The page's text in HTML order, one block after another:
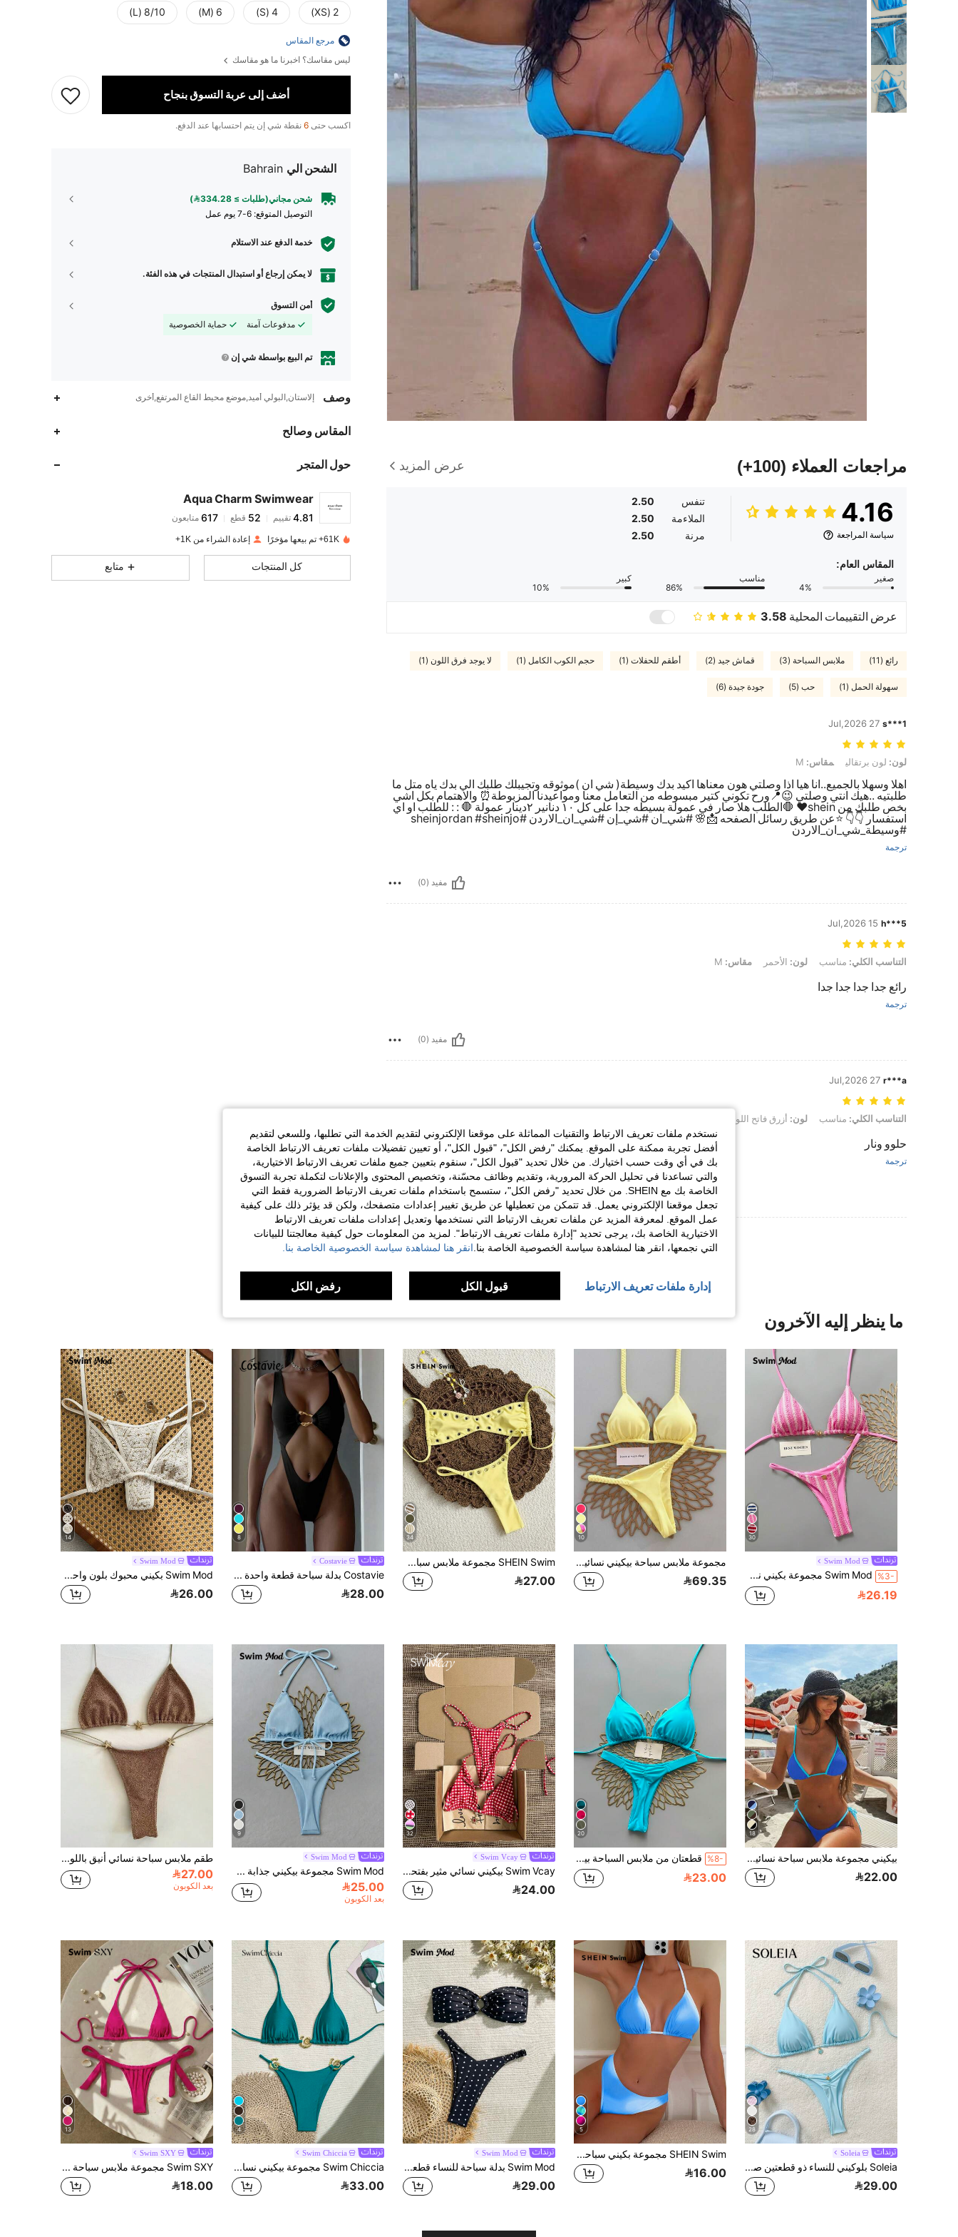
مراجعات العملاء (100+) عرض المزيد
4.16
سياسة المراجعة
تنفس
2.50
الملاءمة
2.50
مرنة
2.50
المقاس العام:
صغير
4%
مناسب
86%
كبير
10%
عرض التقييمات المحلية 3.58
رائع (11) ملابس السباحة (3) قماش جيد (2) أطقم للحفلات (1) حجم الكوب الكامل (1) لا يوجد فرق اللون (1)
سهولة الحمل (1) حب (5) جودة جيدة (6)
s***1
27 Jul,2026
لون: لون برتقالي, مقاس: M
لون: لون برتقالي مقاس:
اهلا وسهلا بالجميع..انا هيا اذا وصلتي هون معناها اكيد بدك وسيطة( شي ان )موثوقه وتجيبلك طلبك الي بدك ياه متل ما
طلبتيه ..هيك انتي وصلتي 😉📍ورح تكوني كتير مبسوطه من التعامل معنا ومواعيدنا المزبوطة⏰ والاهتمام بكل اشي
بخص طلبك من shein❤️ 🛑الطلب هلا صار في عمولة بسيطه جدا على كل ١٠ دنانير ٢دينار عمولة 🛑 : : للطلب او اي
استفسار 👇👇 ⭐️عن طريق رسائل الصفحه 📩🌸 #شي_ان #شي_إن #شي_ان_الاردن #sheinjordan #sheinjo
#وسيطة_شي_ان_الاردن
ترجمة
مفيد (0)
h***5
15 Jul,2026
التناسب الكلي: مناسب, لون: الأحمر, مقاس: M
التناسب الكلي: مناسب لون: الأحمر مقاس:
رائع جدا جدا جدا جدا
ترجمة
مفيد (0)
r***a
27 Jul,2026
التناسب الكلي: مناسب, لون: أزرق فاتح اللون, مقاس: S
التناسب الكلي: مناسب لون: أزرق فاتح اللون
حلوو ونار
ترجمة
مفيد (0)
عرض المزيد من المراجعات
2 (XS)
4 (S)
6 (M)
8/10 (L)
مرجع المقاس
ليس مقاسك؟ اخبرنا ما هو مقاسك
أضف إلى عربة التسوق بنجاح
اكسب حتى 6 نقطة شي إن يتم احتسابها عند الدفع.
الشحن الي Bahrain
شحن مجاني(طلبات ≥ 334.28)
التوصيل المتوقع: 6-7 يوم عمل
خدمة الدفع عند الاستلام
لا يمكن إرجاع أو استبدال المنتجات في هذه الفئة.
أمن التسوق
مدفوعات آمنة
حماية الخصوصية
تم البيع بواسطة شي إن
وصف إلاستان,البولي أميد,موضع محيط القاع المرتفع,أخرى
المقاس وصالح
حول المتجر
Aqua Charm Swimwear
4.81
4.81
52
617 متابعون
a***1 تم دفعمنذ 1 يوم
61K+ تم بيعها مؤخرًا إعادة الشراء من 1K+
كل المنتجات متابع
ما ينظر إليه الآخرون
30
Swim Mod
%3- Swim Mod مجموعة بكيني نسائية من قطعتين، ملابس علوية بكيني علوية مثلثة الظهر بتصميم الخلف المفتوح وياقة على شكل حلقة معدنية ديكورية، وسروال بكيني سفلي، مناسبة للربيع والصيف، باللون الوردي والمخطط
26.19
10
مجموعة ملابس سباحة بيكيني نسائية بحمالات مضفرة صفراء بتصميم هولتر، ربيع وصيف 2026، طقم مثير من قطعتين بتصميم مثلث، مثالي للشاطئ وعطلات الصيف
69.35
34
SHEIN Swim مجموعة ملابس سباحة نسائية عصرية بلون أحادي، قطعة واحدة بتصميم بانديو، مناسبة للشاطئ والعطلات
27.00
8
Costavie
Costavie بدلة سباحة قطعة واحدة أنيقة وفريدة من نوعها، ذات حمالات سميكة وأمامية مفرغة، بلون أحادي
28.00
14
Swim Mod
Swim Mod بكيني محبوك بلون واحد للعطلات الشاطئية
26.00
18
بيكيني مجموعة ملابس سباحة نسائية بتصميم ربطة عنق وتقسيم بألوان متباينة، مثير وأنيق، مناسب للشاطئ والعطلات الصيفية
22.00
20
%8- قطعتان من ملابس السباحة بيكيني بتصميم قلب، كاجوال لطيف أنيق مثير بوهيمي، برباط مضفر، للشاطئ والعطلات الصيفية والربيعية، صيف أوروبي
23.00
32
Swim Vcay
Swim Vcay بيكيني نسائي مثير بفتحة عالية وقابل للتعديل، بربطة هالتر، بنقشة نقاط بولكا وردية مع تعليقة شمس حمراء، ربيع/صيف 2026
24.00
9
Swim Mod
Swim Mod مجموعة بيكيني جذابة صلبة مضلعة للنساء لصيف الشاطئ، ملابس سباحة للعطلات
25.00
بعد الكوبون
طقم ملابس سباحة نسائي أنيق باللون البني مع زخارف نجم البحر، مثالي لعطلات الشاطئ في الربيع والصيف والأنشطة البحرية وارتداء العطلات
27.00
بعد الكوبون
28
Soleia
Soleia بلوكيني للنساء ذو قطعتين صيفي بلون أحادي وربطة عنق وبتصميم عاري الظهر، أنيق وجذاب
29.00
5
SHEIN Swim مجموعة بكيني سباحة نسائية صيفية بتدرج اللون وربطة عنق جذابة
16.00
Swim Mod
Swim Mod بدلة سباحة للنساء قطعتين برسومات نقاط كاريكاتيرية مثيرة، ملابس شاطئ عارية للاستحمام في العطلات الشاطئية
29.00
4
Swim Chiccia
Swim Chiccia مجموعة بيكيني نسائية ملونة عصرية وجذابة للصيف
33.00
13
Swim SXY
Swim SXY مجموعة ملابس سباحة بيكيني نسائية صيفية للشاطئ بلون موحد، بقطعتين: صدرية برباط حلقي مثير وسروال مثلث
18.00
نستخدم ملفات تعريف الارتباط والتقنيات المماثلة على موقعنا الإلكتروني لتقديم الخدمة التي تطلبها، وللسعي لتقديم
أفضل تجربة ممكنة على الموقع. يمكنك "رفض الكل"، "قبول الكل"، أو تعيين تفضيلات ملفات تعريف الارتباط الخاصة
بك في أي وقت حسب اختيارك. من خلال تحديد "قبول الكل"، سنقوم بتعيين جميع ملفات تعريف الارتباط الاختيارية،
والتي تساعدنا في تحليل الحركة المرورية، وتقديم وظائف محسّنة، وتخصيص المحتوى والإعلانات لتكملة تجربة التسوق
الخاصة بك مع SHEIN. من خلال تحديد "رفض الكل"، ستسمح باستخدام ملفات تعريف الارتباط الضرورية فقط التي
تجعل موقعنا الإلكتروني يعمل. قد تتمكن من تعطيلها عن طريق تغيير إعدادات متصفحك، ولكن قد يؤثر ذلك على كيفية
عمل الموقع. لمعرفة المزيد عن ملفات تعريف الارتباط التي نستخدمها وتعديل إعدادات ملفات تعريف الارتباط
الاختيارية الخاصة بك، يرجى تحديد "إدارة ملفات تعريف الارتباط". لمزيد من المعلومات حول كيفية معالجتنا للبيانات
التي نجمعها، انقر هنا لمشاهدة سياسة الخصوصية الخاصة بنا. انقر هنا لمشاهدة سياسة الخصوصية الخاصة بنا.
إدارة ملفات تعريف الارتباط قبول الكل رفض الكل